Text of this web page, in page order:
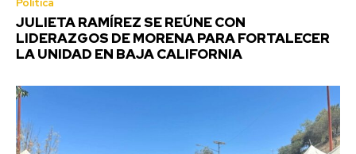
Política
JULIETA RAMÍREZ SE REÚNE CON
LIDERAZGOS DE MORENA PARA FORTALECER
LA UNIDAD EN BAJA CALIFORNIA